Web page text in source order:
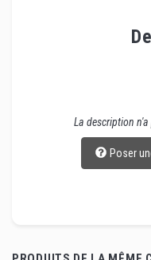
La description
Poser